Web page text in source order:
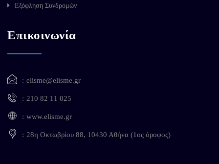
Εξόφληση Συνδρομών
Επικοινωνία
elisme@elisme.gr
210 82 11 025
www.elisme.gr
28η Οκτωβρίου 88, 10430 Αθήνα (1ος όροφος)